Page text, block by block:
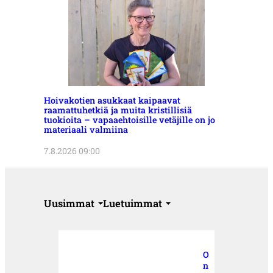
Hoivakotien asukkaat kaipaavat
raamattuhetkiä ja muita kristillisiä
tuokioita – vapaaehtoisille vetäjille on jo
materiaali valmiina
7.8.2026 09:00
Uusimmat Luetuimmat
O
n